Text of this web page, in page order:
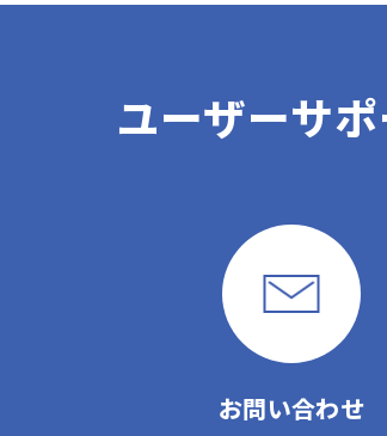
ユーザーサポ
お問い合わせ